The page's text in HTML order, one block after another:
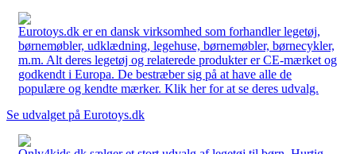
Eurotoys.dk er en dansk virksomhed som forhandler legetøj,
børnemøbler, udklædning, legehuse, børnemøbler, børnecykler,
m.m. Alt deres legetøj og relaterede produkter er CE-mærket og
godkendt i Europa. De bestræber sig på at have alle de
populære og kendte mærker. Klik her for at se deres udvalg.
Se udvalget på Eurotoys.dk